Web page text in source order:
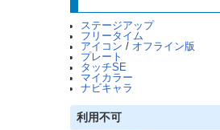
ステージアップ
フリータイム
アイコン / オフライン版
プレート
タッチSE
マイカラー
ナビキャラ
利用不可